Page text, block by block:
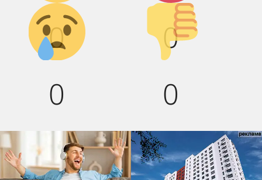
0 0
Грусть :(
0
Палец
вниз!
0